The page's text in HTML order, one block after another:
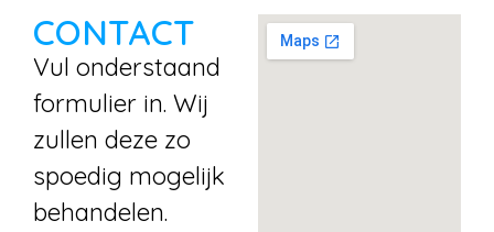
CONTACT
Vul onderstaand
formulier in. Wij
zullen deze zo
spoedig mogelijk
behandelen.